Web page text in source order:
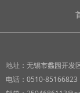
地址：无锡市蠡园开发
电话：0510-